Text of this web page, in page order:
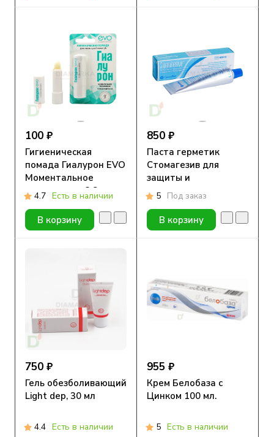
100 ₽
Гигиеническая
помада Гиалурон EVO
Моментальное
увлажнение, 2,8 г
4.7 Есть в наличии
В корзину
850 ₽
Паста герметик
Стомагезив для
защиты и
выравнивания кожи
60гр.
5 Под заказ
В корзину
750 ₽
Гель обезболивающий
Light dep, 30 мл
4.4 Есть в наличии
955 ₽
Крем Белобаза с
Цинком 100 мл.
5 Есть в наличии